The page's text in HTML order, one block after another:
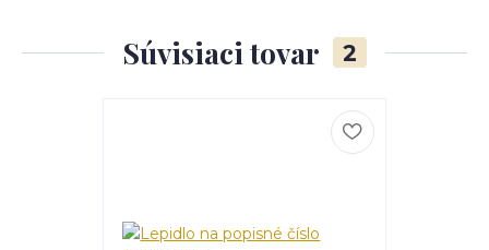
Súvisiaci tovar 2